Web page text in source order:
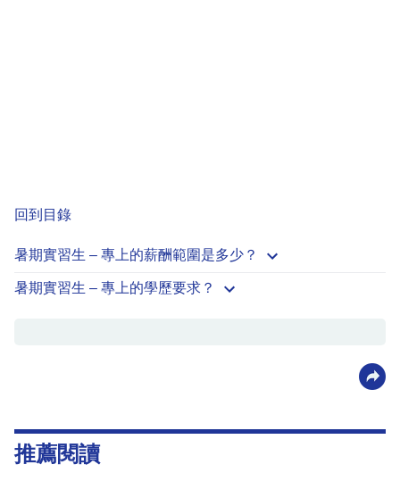
回到目錄
暑期實習生 – 專上的薪酬範圍是多少？
暑期實習生 – 專上的學歷要求？
推薦閱讀